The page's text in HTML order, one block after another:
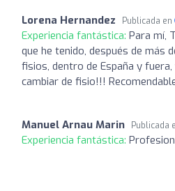
Lorena Hernandez Publicada en
Experiencia fantástica: Para mí,
que he tenido, después de más
fisios, dentro de España y
cambiar de fisio!!!
Manuel Arnau Marin Publicada
Experiencia fantástica: